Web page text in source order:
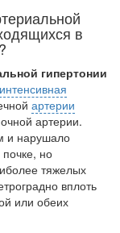
в
гипертонии
интенсивная
артерии
артерии.
и нарушало
но
тяжелых
вплоть
или обеих